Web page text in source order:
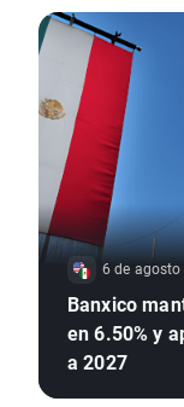
6 de agosto
Banxico
en 6.50% y
a 2027